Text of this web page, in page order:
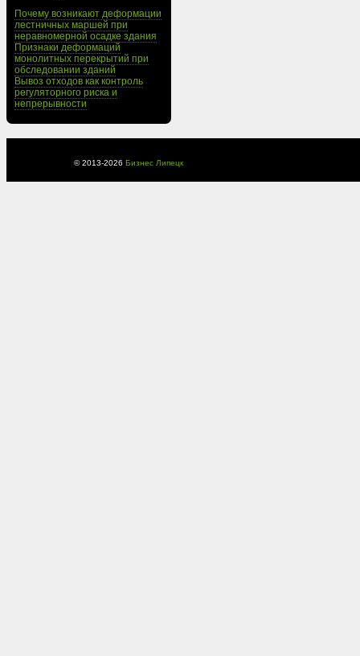
Почему возникают деформации
лестничных маршей при
неравномерной осадке здания
Признаки деформаций
монолитных перекрытий при
обследовании зданий
Вывоз отходов как контроль
регуляторного риска и
непрерывности
© 2013-2026 Бизнес Липецк